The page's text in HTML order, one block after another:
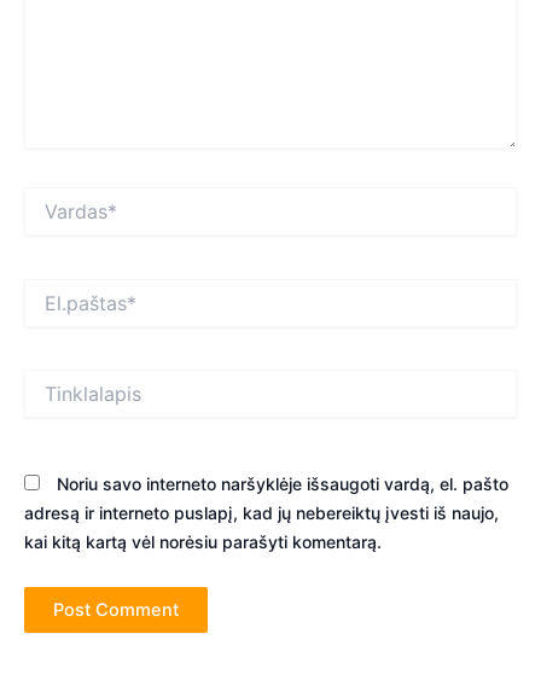
Noriu savo interneto naršyklėje išsaugoti vardą, el. pašto
adresą ir interneto puslapį, kad jų nebereiktų įvesti iš naujo,
kai kitą kartą vėl norėsiu parašyti komentarą.